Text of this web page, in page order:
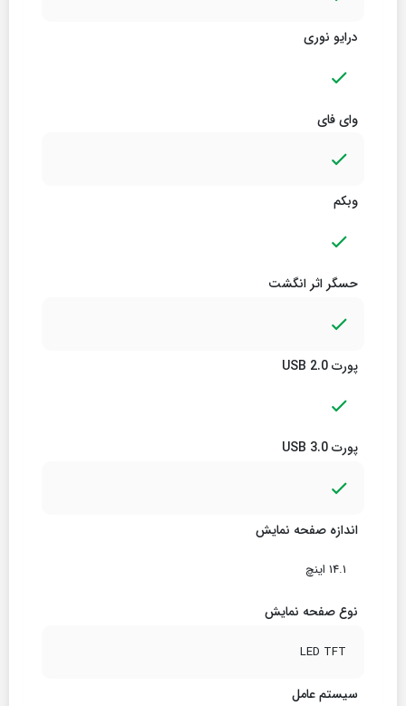
درایو نوری
وای فای
وبکم
حسگر اثر انگشت
پورت USB 2.0
پورت USB 3.0
اندازه صفحه نمایش
14.1 اینچ
نوع صفحه نمایش
LED TFT
سیستم عامل